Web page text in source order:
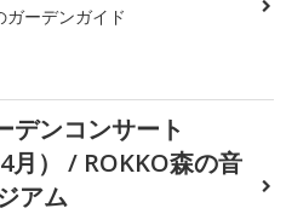
ガーデンガイド
デンコンサート
月） / ROKKO森の音
アム